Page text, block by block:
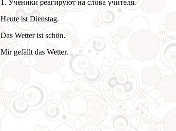
1. Ученики реагируют на слова учителя.
Heute ist Dienstag.
Das Wetter ist schön.
Mir gefällt das Wetter.